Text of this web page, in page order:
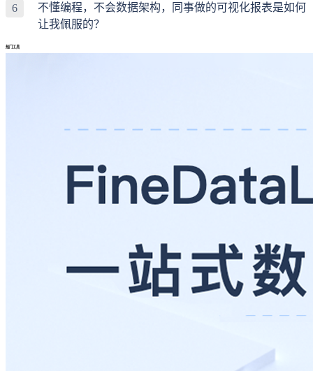
6
不懂编程，不会数据架构，同事做的可视化报表是如何
让我佩服的？
热门工具